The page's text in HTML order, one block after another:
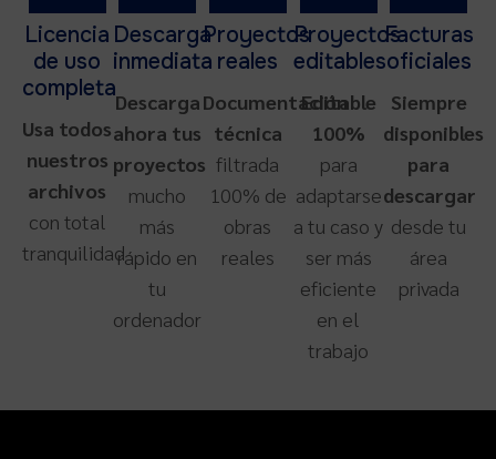
Licencia
de uso
completa
Usa todos
nuestros
archivos
con total
tranquilidad
Descarga
inmediata
Descarga
ahora tus
proyectos
mucho
más
rápido en
tu
ordenador
Proyectos
reales
Documentación
técnica
filtrada
100% de
obras
reales
Proyectos
editables
Editable
100%
para
adaptarse
a tu caso y
ser más
eficiente
en el
trabajo
Facturas
oficiales
Siempre
disponibles
para
descargar
desde tu
área
privada